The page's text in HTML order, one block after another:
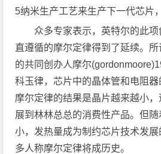
5纳米生产工艺来生产下一代芯片
众多专家表示，英特尔的此
直遵循的摩尔定律得到了延续。
的共同创办人摩尔
科玉律，芯片中的晶体管和电阻器
摩尔定律的结果是晶片越来越小
展到林林总总的消费性产品。但
小，发热量成为制约芯片技术发
多人称摩尔定律将成历史。